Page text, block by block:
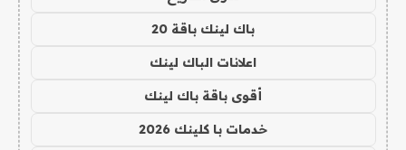
باك لينك باقة 20
اعلانات الباك لينك
أقوى باقة باك لينك
خدمات با كلينك 2026